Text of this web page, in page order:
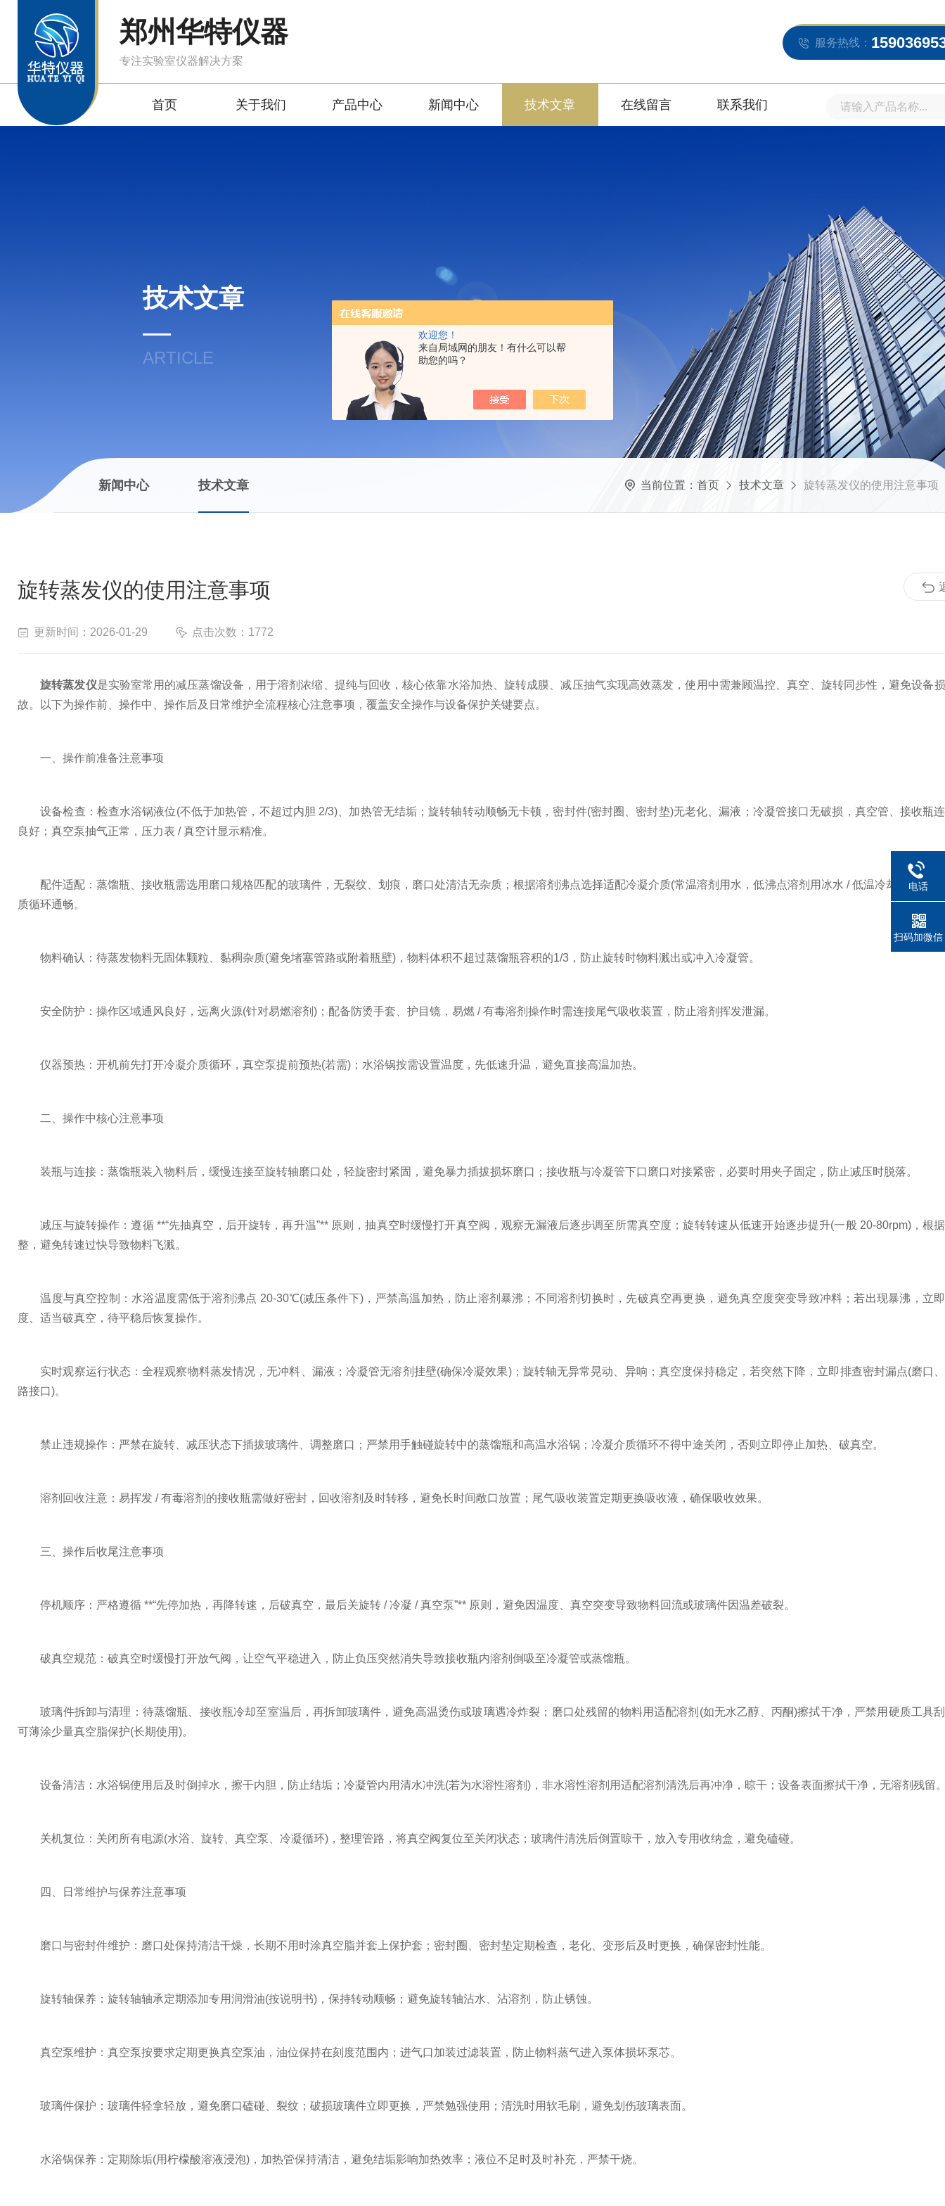
欢迎您！
来自局域网的朋友！有什么可以帮
助您的吗？
郑州华特仪器
专注实验室仪器解决方案
服务热线：
首页 关于我们 产品中心 新闻中心 技术文章 在线留言 联系我们
技术文章
ARTICLE
新闻中心 技术文章 当前位置： 首页 技术文章 旋转蒸发仪的使用注意事项
旋转蒸发仪的使用注意事项
更新时间：2026-01-29 点击次数：1772
旋转蒸发仪是实验室常用的减压蒸馏设备，用于溶剂浓缩、提纯与回收，核心依靠水浴加热、旋转成膜、减压抽气实现高效蒸发，使用中需兼顾温控、真空、旋转同步性，避免设备
故。以下为操作前、操作中、操作后及日常维护全流程核心注意事项，覆盖安全操作与设备保护关键要点。
一、操作前准备注意事项
设备检查：检查水浴锅液位(不低于加热管，不超过内胆 2/3)、加热管无结垢；旋转轴转动顺畅无卡顿，密封件(密封圈、密封垫)无老化、漏液；冷凝管接口无破损，真空管、接收瓶
良好；真空泵抽气正常，压力表 / 真空计显示精准。
配件适配：蒸馏瓶、接收瓶需选用磨口规格匹配的玻璃件，无裂纹、划痕，磨口处清洁无杂质；根据溶剂沸点选择适配冷凝介质(常温溶剂用水，低沸点溶剂用冰水 / 低温冷却液)，确
质循环通畅。
物料确认：待蒸发物料无固体颗粒、黏稠杂质(避免堵塞管路或附着瓶壁)，物料体积不超过蒸馏瓶容积的1/3，防止旋转时物料溅出或冲入冷凝管。
安全防护：操作区域通风良好，远离火源(针对易燃溶剂)；配备防烫手套、护目镜，易燃 / 有毒溶剂操作时需连接尾气吸收装置，防止溶剂挥发泄漏。
仪器预热：开机前先打开冷凝介质循环，真空泵提前预热(若需)；水浴锅按需设置温度，先低速升温，避免直接高温加热。
二、操作中核心注意事项
装瓶与连接：蒸馏瓶装入物料后，缓慢连接至旋转轴磨口处，轻旋密封紧固，避免暴力插拔损坏磨口；接收瓶与冷凝管下口磨口对接紧密，必要时用夹子固定，防止减压时脱落。
减压与旋转操作：遵循 **“先抽真空，后开旋转，再升温”** 原则，抽真空时缓慢打开真空阀，观察无漏液后逐步调至所需真空度；旋转转速从低速开始逐步提升(一般 20-80rpm)，根
整，避免转速过快导致物料飞溅。
温度与真空控制：水浴温度需低于溶剂沸点 20-30℃(减压条件下)，严禁高温加热，防止溶剂暴沸；不同溶剂切换时，先破真空再更换，避免真空度突变导致冲料；若出现暴沸，立
度、适当破真空，待平稳后恢复操作。
实时观察运行状态：全程观察物料蒸发情况，无冲料、漏液；冷凝管无溶剂挂壁(确保冷凝效果)；旋转轴无异常晃动、异响；真空度保持稳定，若突然下降，立即排查密封漏点(磨口
路接口)。
禁止违规操作：严禁在旋转、减压状态下插拔玻璃件、调整磨口；严禁用手触碰旋转中的蒸馏瓶和高温水浴锅；冷凝介质循环不得中途关闭，否则立即停止加热、破真空。
溶剂回收注意：易挥发 / 有毒溶剂的接收瓶需做好密封，回收溶剂及时转移，避免长时间敞口放置；尾气吸收装置定期更换吸收液，确保吸收效果。
三、操作后收尾注意事项
停机顺序：严格遵循 **“先停加热，再降转速，后破真空，最后关旋转 / 冷凝 / 真空泵”** 原则，避免因温度、真空突变导致物料回流或玻璃件因温差破裂。
破真空规范：破真空时缓慢打开放气阀，让空气平稳进入，防止负压突然消失导致接收瓶内溶剂倒吸至冷凝管或蒸馏瓶。
玻璃件拆卸与清理：待蒸馏瓶、接收瓶冷却至室温后，再拆卸玻璃件，避免高温烫伤或玻璃遇冷炸裂；磨口处残留的物料用适配溶剂(如无水乙醇、丙酮)擦拭干净，严禁用硬质工具
可薄涂少量真空脂保护(长期使用)。
设备清洁：水浴锅使用后及时倒掉水，擦干内胆，防止结垢；冷凝管内用清水冲洗(若为水溶性溶剂)，非水溶性溶剂用适配溶剂清洗后再冲净，晾干；设备表面擦拭干净，无溶剂残留
关机复位：关闭所有电源(水浴、旋转、真空泵、冷凝循环)，整理管路，将真空阀复位至关闭状态；玻璃件清洗后倒置晾干，放入专用收纳盒，避免磕碰。
四、日常维护与保养注意事项
磨口与密封件维护：磨口处保持清洁干燥，长期不用时涂真空脂并套上保护套；密封圈、密封垫定期检查，老化、变形后及时更换，确保密封性能。
旋转轴保养：旋转轴轴承定期添加专用润滑油(按说明书)，保持转动顺畅；避免旋转轴沾水、沾溶剂，防止锈蚀。
真空泵维护：真空泵按要求定期更换真空泵油，油位保持在刻度范围内；进气口加装过滤装置，防止物料蒸气进入泵体损坏泵芯。
玻璃件保护：玻璃件轻拿轻放，避免磨口磕碰、裂纹；破损玻璃件立即更换，严禁勉强使用；清洗时用软毛刷，避免划伤玻璃表面。
水浴锅保养：定期除垢(用柠檬酸溶液浸泡)，加热管保持清洁，避免结垢影响加热效率；液位不足时及时补充，严禁干烧。
电话
扫码加微信